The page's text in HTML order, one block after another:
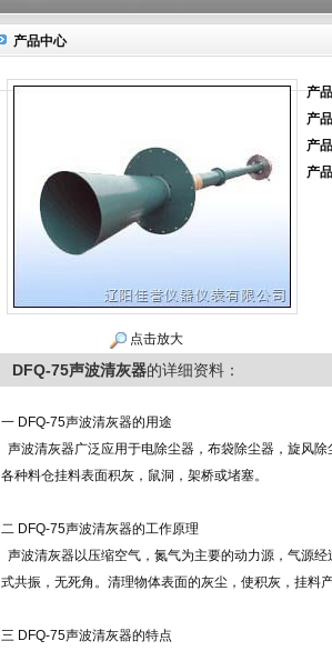
产品中心
点击放大
产
产
产
产
DFQ-75声波清灰器的详细资料：
一 DFQ-75声波清灰器的用途
声波清灰器广泛应用于电除尘器，布袋除尘器，旋风
各种料仓挂料表面积灰，鼠洞，架桥或堵塞。
二 DFQ-75声波清灰器的工作原理
声波清灰器以压缩空气，氮气为主要的动力源，气源
式共振，无死角。清理物体表面的灰尘，使积灰，挂料
三 DFQ-75声波清灰器的特点